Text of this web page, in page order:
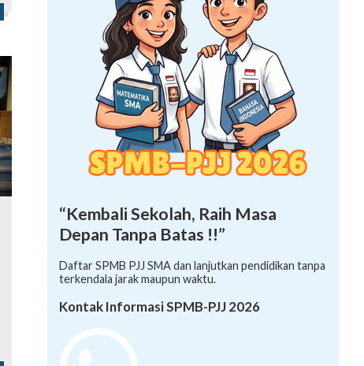
“Kembali Sekolah, Raih Masa
Depan Tanpa Batas !!”
Daftar SPMB PJJ SMA dan lanjutkan pendidikan tanpa
terkendala jarak maupun waktu.
Kontak Informasi SPMB-PJJ 2026